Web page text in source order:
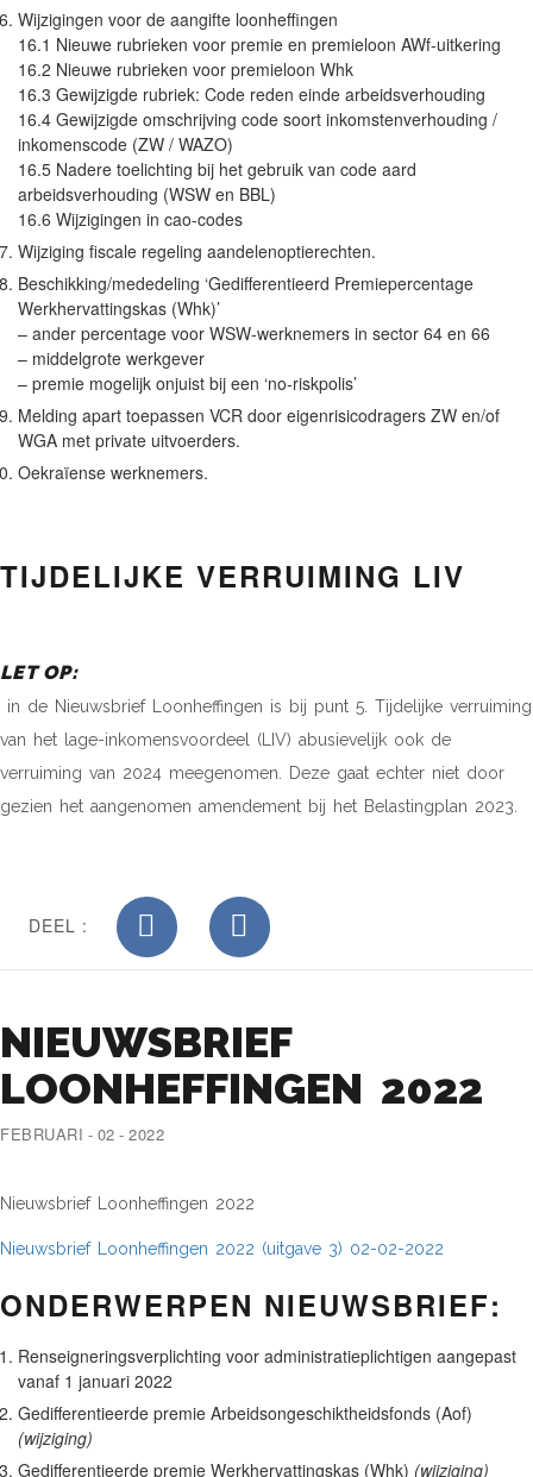
Wijzigingen voor de aangifte loonheffingen
16.1 Nieuwe rubrieken voor premie en premieloon AWf-uitkering
16.2 Nieuwe rubrieken voor premieloon Whk
16.3 Gewijzigde rubriek: Code reden einde arbeidsverhouding
16.4 Gewijzigde omschrijving code soort inkomstenverhouding /
inkomenscode (ZW / WAZO)
16.5 Nadere toelichting bij het gebruik van code aard
arbeidsverhouding (WSW en BBL)
16.6 Wijzigingen in cao-codes
Wijziging fiscale regeling aandelenoptierechten.
Beschikking/mededeling ‘Gedifferentieerd Premiepercentage
Werkhervattingskas (Whk)’
– ander percentage voor WSW-werknemers in sector 64 en 66
– middelgrote werkgever
– premie mogelijk onjuist bij een ‘no-riskpolis’
Melding apart toepassen VCR door eigenrisicodragers ZW en/of
WGA met private uitvoerders.
Oekraïense werknemers.
TIJDELIJKE VERRUIMING LIV
LET OP:
in de Nieuwsbrief Loonheffingen is bij punt 5. Tijdelijke verruiming
van het lage-inkomensvoordeel (LIV) abusievelijk ook de
verruiming van 2024 meegenomen. Deze gaat echter niet door
gezien het aangenomen amendement bij het Belastingplan 2023.
DEEL :
NIEUWSBRIEF
LOONHEFFINGEN 2022
FEBRUARI - 02 - 2022
Nieuwsbrief Loonheffingen 2022
Nieuwsbrief Loonheffingen 2022 (uitgave 3) 02-02-2022
ONDERWERPEN NIEUWSBRIEF:
Renseigneringsverplichting voor administratieplichtigen aangepast
vanaf 1 januari 2022
Gedifferentieerde premie Arbeidsongeschiktheidsfonds (Aof)
(wijziging)
Gedifferentieerde premie Werkhervattingskas (Whk) (wijziging)